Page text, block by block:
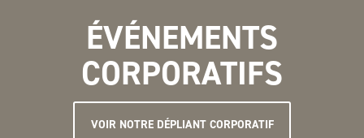
ÉVÉNEMENTS
CORPORATIFS
VOIR NOTRE DÉPLIANT CORPORATIF